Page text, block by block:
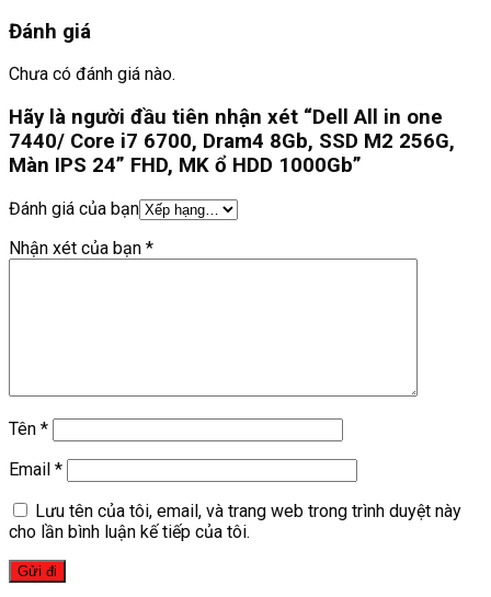
Đánh giá
Chưa có đánh giá nào.
Hãy là người đầu tiên nhận xét “Dell All in one
7440/ Core i7 6700, Dram4 8Gb, SSD M2 256G,
Màn IPS 24” FHD, MK ổ HDD 1000Gb”
Đánh giá của bạn
Nhận xét của bạn *
Tên *
Email *
Lưu tên của tôi, email, và trang web trong trình duyệt này
cho lần bình luận kế tiếp của tôi.